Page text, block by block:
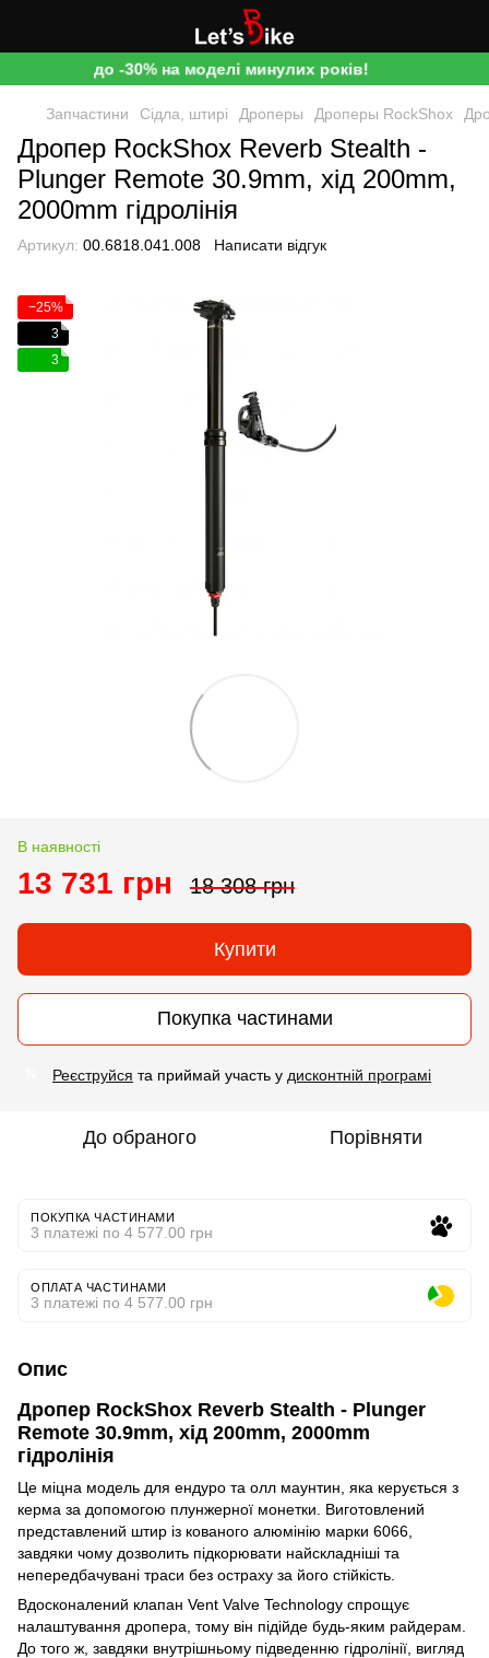
до -30% на моделі минулих років!
Запчастини Сідла, штирі Дроперы Дроперы RockShox
Дропер RockShox Reverb Stealth -
Plunger Remote 30.9mm, хід 200mm,
2000mm гідролінія
Артикул: 00.6818.041.008 Написати відгук
−25%
3
3
В наявності
13 731 грн 18 308 грн
Купити
Покупка частинами
Реєструйся та приймай участь у дисконтній програмі
До обраного Порівняти
ПОКУПКА ЧАСТИНАМИ
3 платежі по 4 577.00 грн
ОПЛАТА ЧАСТИНАМИ
3 платежі по 4 577.00 грн
Опис
Дропер RockShox Reverb Stealth - Plunger
Remote 30.9mm, хід 200mm, 2000mm
гідролінія
Це міцна модель для ендуро та олл маунтин, яка керується з
керма за допомогою плунжерної монетки. Виготовлений
представлений штир із кованого алюмінію марки 6066,
завдяки чому дозволить підкорювати найскладніші та
непередбачувані траси без остраху за його стійкість.
Вдосконалений клапан Vent Valve Technology спрощує
налаштування дропера, тому він підійде будь-яким райдерам.
До того ж, завдяки внутрішньому підведенню гідролінії, вигляд